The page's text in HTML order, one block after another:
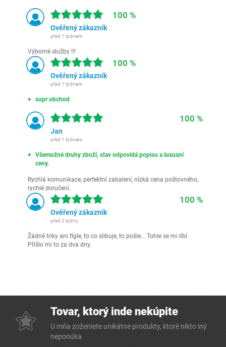
100 %
Ověřený zákazník
před 1 týdnem
Výborné služby !!!
100 %
Ověřený zákazník
před 1 týdnem
supr obchod
100 %
Jan
před 1 týdnem
Všemožné druhy zboží, stav odpovídá popisu a luxusní
ceny.
Rychlá komunikace, perfektní zabalení, nízká cena poštovného,
rychlé doručení.
100 %
Ověřený zákazník
před 2 týdny
Žádné triky ani fígle, to co slibuje, to pošle... Tohle se mi líbí.
Přišlo mi to za dva dny.
Tovar, ktorý inde nekúpite
U mňa zoženiete unikátne produkty, ktoré nikto iný
neponúka